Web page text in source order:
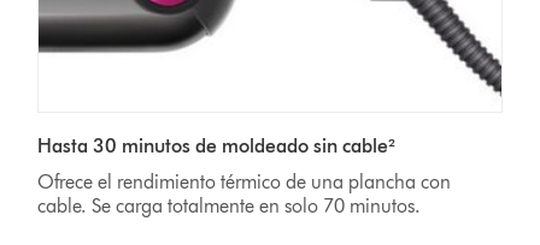
Hasta 30 minutos de moldeado sin cable²
Ofrece el rendimiento térmico de una plancha con
cable. Se carga totalmente en solo 70 minutos.